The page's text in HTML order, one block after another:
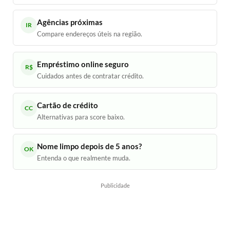
IR Agências próximas
Compare endereços úteis na região.
R$ Empréstimo online seguro
Cuidados antes de contratar crédito.
CC Cartão de crédito
Alternativas para score baixo.
OK Nome limpo depois de 5 anos?
Entenda o que realmente muda.
Publicidade